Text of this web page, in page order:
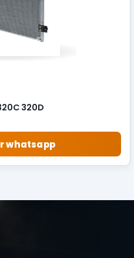
320D
whatsapp